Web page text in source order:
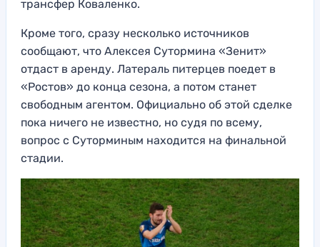
трансфер Коваленко.
Кроме того, сразу несколько источников
сообщают, что Алексея Сутормина «Зенит»
отдаст в аренду. Латераль питерцев поедет в
«Ростов» до конца сезона, а потом станет
свободным агентом. Официально об этой сделке
пока ничего не известно, но судя по всему,
вопрос с Суторминым находится на финальной
стадии.